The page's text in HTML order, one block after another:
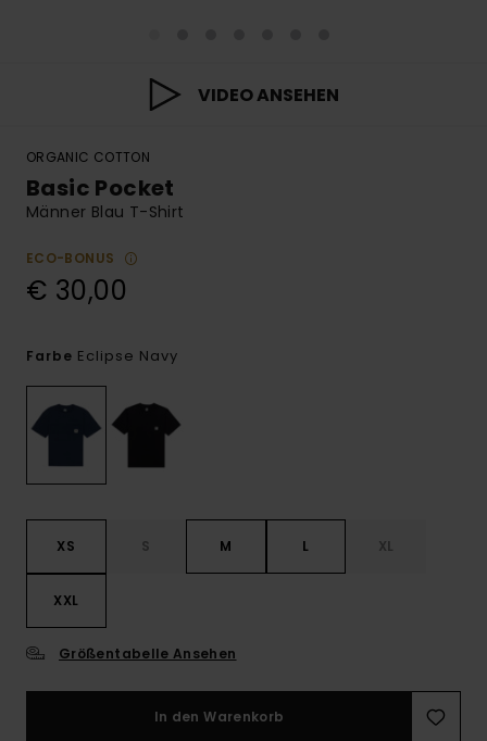
VIDEO ANSEHEN
ORGANIC COTTON
Basic Pocket
Männer Blau T-Shirt
ECO-BONUS
€ 30,00
Farbe Eclipse Navy
XS S M L XL
XXL
Größentabelle Ansehen
In den Warenkorb